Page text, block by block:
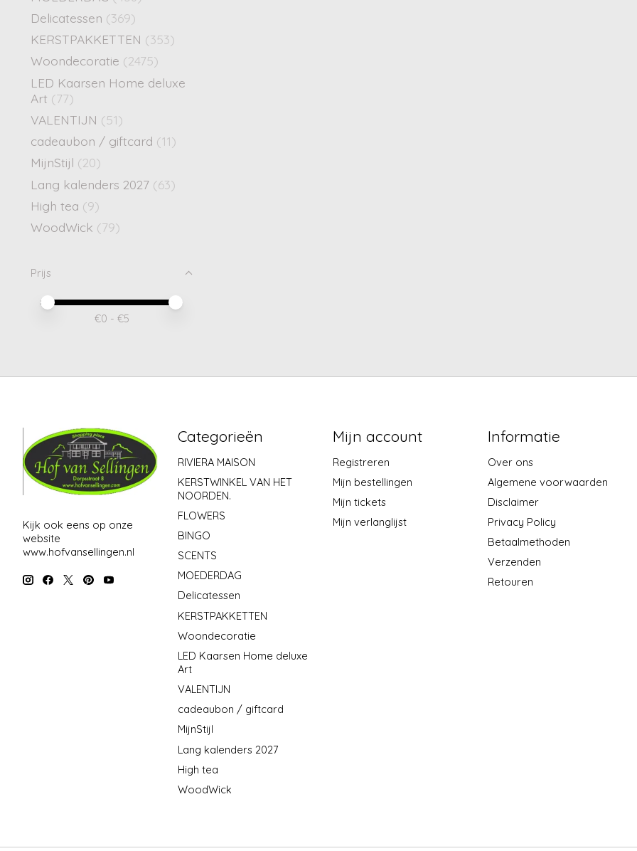
Delicatessen (369)
KERSTPAKKETTEN (353)
Woondecoratie (2475)
LED Kaarsen Home deluxe
Art (77)
VALENTIJN (51)
cadeaubon / giftcard (11)
MijnStijl (20)
Lang kalenders 2027 (63)
High tea (9)
WoodWick (79)
Prijs
Minimale prijswaarde
Price maximum value
€0 - €5
Kijk ook eens op onze
website
www.hofvansellingen.nl
Categorieën
RIVIERA MAISON
KERSTWINKEL VAN HET
NOORDEN.
FLOWERS
BINGO
SCENTS
MOEDERDAG
Delicatessen
KERSTPAKKETTEN
Woondecoratie
LED Kaarsen Home deluxe
Art
VALENTIJN
cadeaubon / giftcard
MijnStijl
Lang kalenders 2027
High tea
WoodWick
Mijn account
Registreren
Mijn bestellingen
Mijn tickets
Mijn verlanglijst
Informatie
Over ons
Algemene voorwaarden
Disclaimer
Privacy Policy
Betaalmethoden
Verzenden
Retouren